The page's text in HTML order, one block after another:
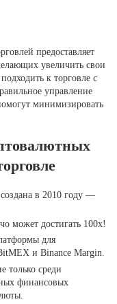
предоставляет
увеличить свои
к торговле с
управление
минимизировать
в 2010 году —
может достигать 100x!
для
и Binance Margin.
только среди
финансовых